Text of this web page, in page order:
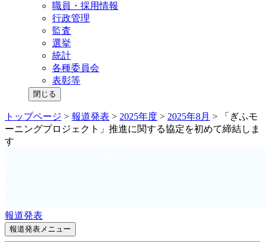
職員・採用情報
行政管理
監査
選挙
統計
各種委員会
表彰等
閉じる
トップページ > 報道発表 > 2025年度 > 2025年8月 >
「ぎふモ
ーニングプロジェクト」推進に関する協定を初めて締結しま
す
報道発表
報道発表メニュー